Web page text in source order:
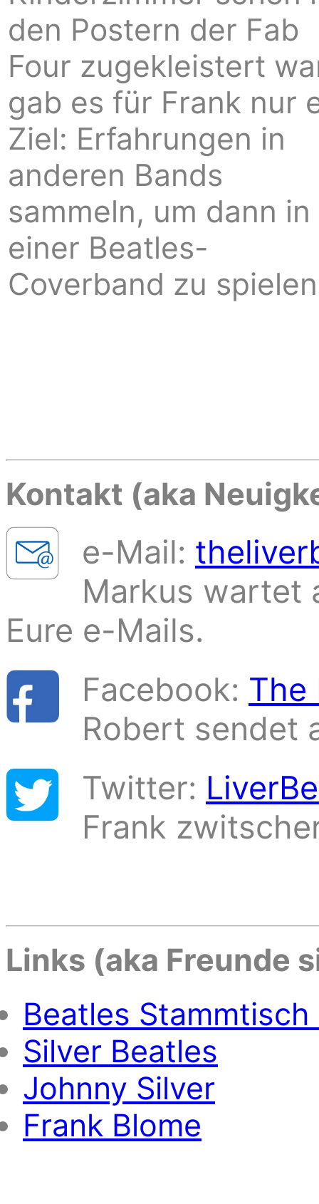
den Postern der Fab
Four zugekleistert
gab es für Frank nur
Ziel: Erfahrungen in
anderen Bands
sammeln, um dann in
einer Beatles-
Coverband zu
Kontakt (aka
e-Mail:
Markus wartet
Eure e-Mails.
Facebook: The
Robert sendet
Twitter:
Frank
Links (aka Freunde
Beatles Stammtisch
Silver Beatles
Johnny Silver
Frank Blome